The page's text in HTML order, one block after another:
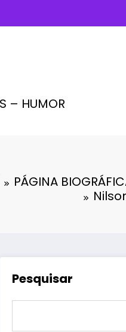
– HUMOR
PÁGINA
Pesquisar